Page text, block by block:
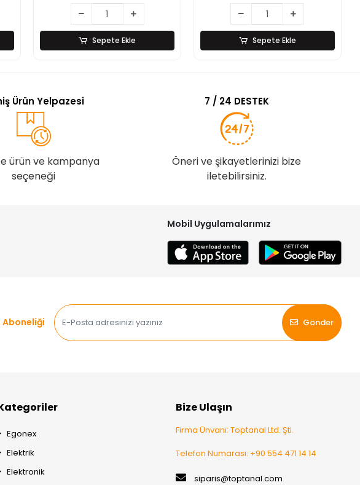
Sepete Ekle Sepete Ekle
Ürün Yelpazesi
ürün ve kampanya
seçeneği
7 / 24 DESTEK
Öneri ve şikayetlerinizi bize
iletebilirsiniz.
Mobil Uygulamalarımız
Aboneliği
Gönder
Egonex
Elektrik
Elektronik
Bize Ulaşın
Firma Ünvanı: Toptanal Ltd. Şti.
Telefon Numarası: +90 554 471 14 14
siparis@toptanal.com